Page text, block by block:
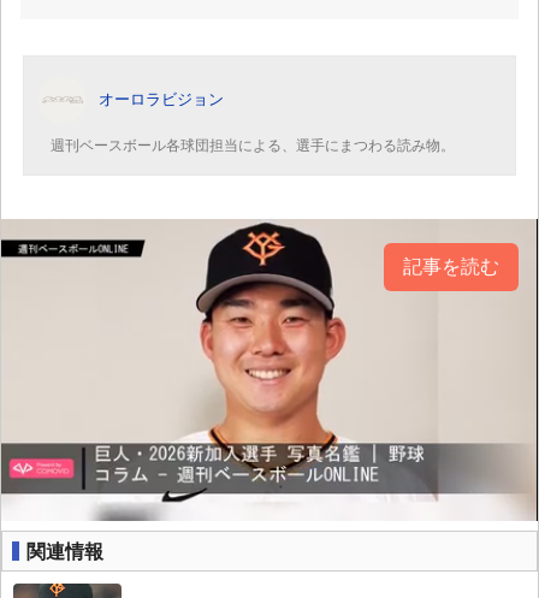
オーロラビジョン
週刊ベースボール各球団担当による、選手にまつわる読み物。
記事を読む
関連情報